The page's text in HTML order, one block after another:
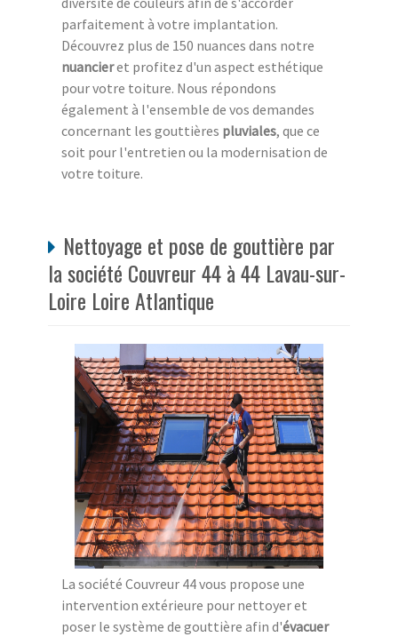
parfaitement à votre implantation.
Découvrez plus de 150 nuances dans notre
nuancieret profitez d'un aspect esthétique
pour votre toiture. Nous répondons
également à l'ensemble de vos demandes
concernant les gouttières pluviales, que ce
soit pour l'entretien ou la modernisation de
votre toiture.
Nettoyage et pose de gouttière par
la société Couvreur 44 à 44 Lavau-sur-
Loire Loire Atlantique
La société Couvreur 44 vous propose une
intervention extérieure pour nettoyer et
poser le système de gouttière afin d'évacuer